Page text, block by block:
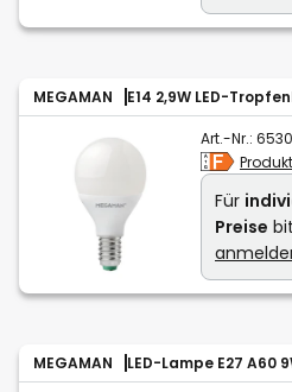
MEGAMAN E14 2,9W LED-
Art.-Nr.:
Für
Preise
MEGAMAN LED-Lampe E27 A60